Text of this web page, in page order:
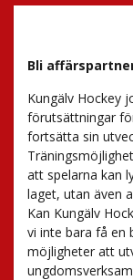
Bli
Kungälv Hockey
förutsättningar
fortsätta sin
att spelarna kan
laget, utan även
Kan Kungälv
vi inte bara få en
möjligheter att